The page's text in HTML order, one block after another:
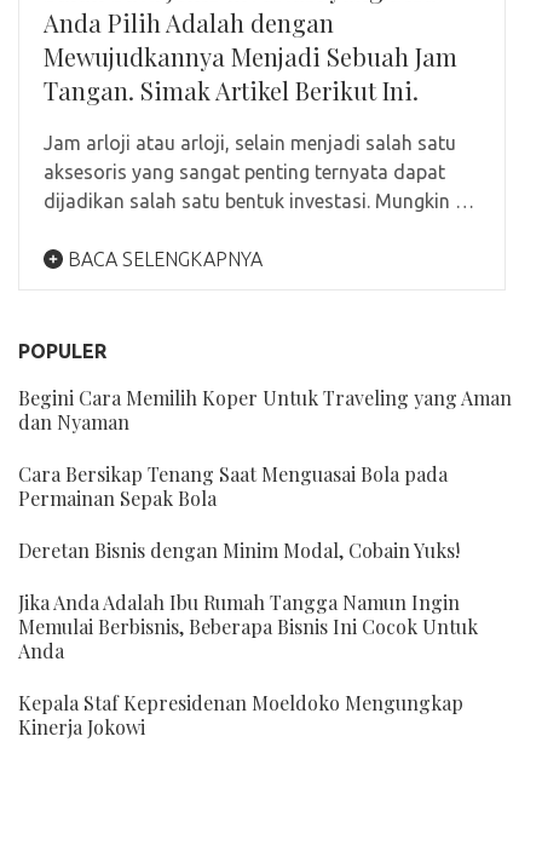
Anda Pilih Adalah dengan
Mewujudkannya Menjadi Sebuah Jam
Tangan. Simak Artikel Berikut Ini.
Jam arloji atau arloji, selain menjadi salah satu
aksesoris yang sangat penting ternyata dapat
dijadikan salah satu bentuk investasi. Mungkin …
BACA SELENGKAPNYA
POPULER
Begini Cara Memilih Koper Untuk Traveling yang Aman
dan Nyaman
Cara Bersikap Tenang Saat Menguasai Bola pada
Permainan Sepak Bola
Deretan Bisnis dengan Minim Modal, Cobain Yuks!
Jika Anda Adalah Ibu Rumah Tangga Namun Ingin
Memulai Berbisnis, Beberapa Bisnis Ini Cocok Untuk
Anda
Kepala Staf Kepresidenan Moeldoko Mengungkap
Kinerja Jokowi